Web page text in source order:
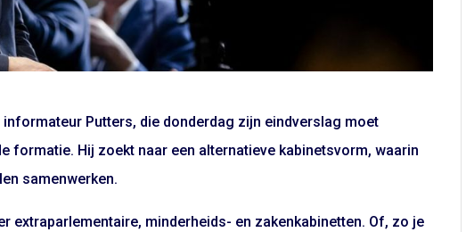
Putters, die donderdag zijn eindverslag moet
formatie. Hij zoekt naar een alternatieve kabinetsvorm, waarin
samenwerken.
extraparlementaire, minderheids- en zakenkabinetten. Of, zo je